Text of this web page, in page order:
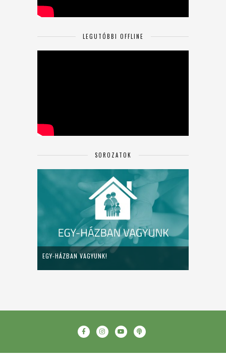
LEGUTÓBBI OFFLINE
SOROZATOK
EGY-HÁZBAN VAGYUNK!